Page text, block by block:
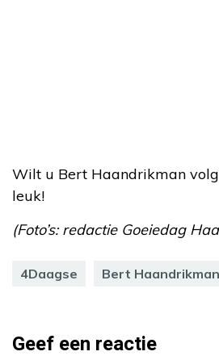
Wilt u Bert Haandrikman
leuk!
(Foto’s: redactie Goeiedag
4Daagse Bert Haandrikman
Geef een reactie